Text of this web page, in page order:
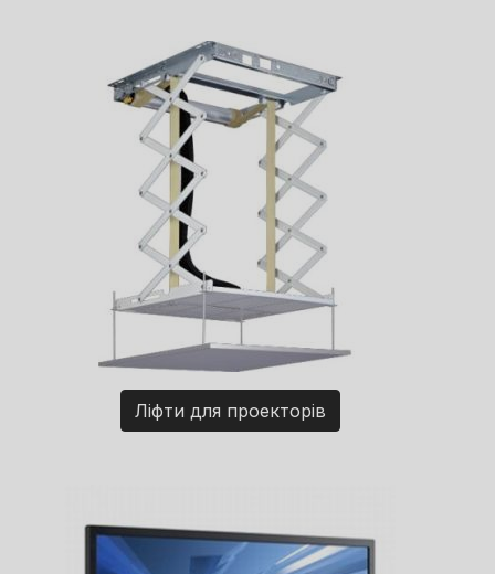
Ліфти для проекторів